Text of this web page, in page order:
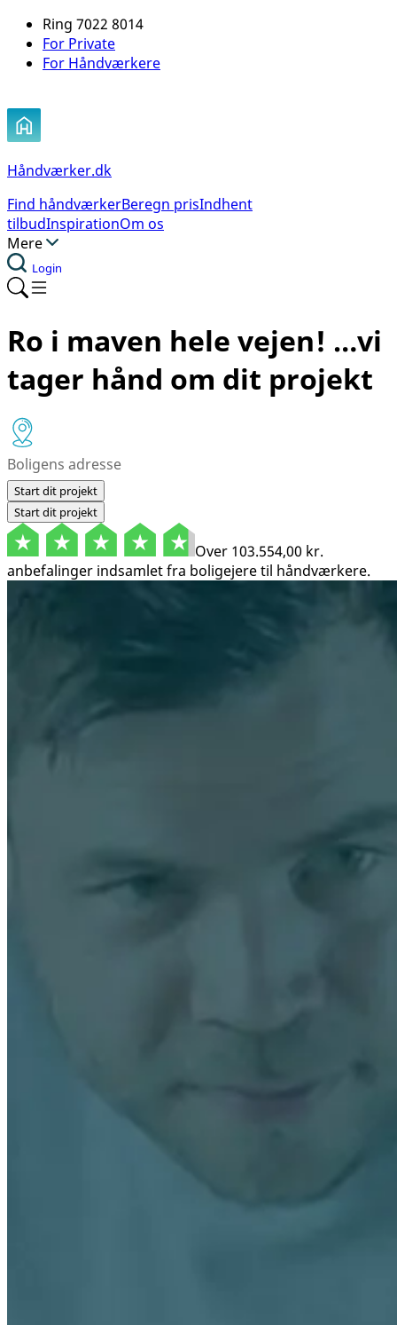
Ring 7022 8014
For Private
For Håndværkere
Håndværker.dk
Find håndværkerBeregn prisIndhent
tilbudInspirationOm os
Mere
Login
Ro i maven hele vejen! …vi
tager hånd om dit projekt
Start dit projekt
Start dit projekt
Over 103.554,00 kr.
anbefalinger indsamlet fra boligejere til håndværkere.